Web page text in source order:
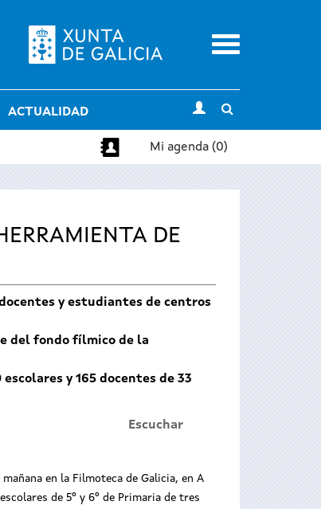
Menu
ACTUALIDAD
search
Mi agenda (0)
DE
y estudiantes de centros
del fondo fílmico de la
y 165 docentes de 33
Escuchar
en la Filmoteca de Galicia, en A
de 5º y 6º de Primaria de tres